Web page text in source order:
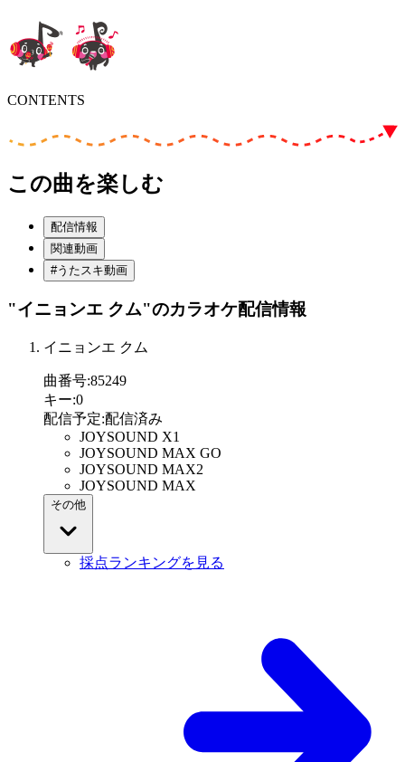
CONTENTS
この曲を楽しむ
配信情報
関連動画
#うたスキ動画
"イニョンエ クム"のカラオケ配信情報
イニョンエ クム
曲番号:85249
キー:0
配信予定:配信済み
JOYSOUND X1
JOYSOUND MAX GO
JOYSOUND MAX2
JOYSOUND MAX
その他
採点ランキングを見る